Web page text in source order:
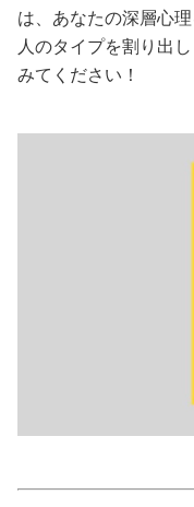
恋愛/結婚/離
美容/健康
は、あなたの深層心
人のタイプを割り出
みてください！